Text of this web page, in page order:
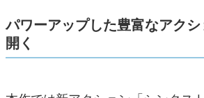
パワーアップした豊富なアク
開く